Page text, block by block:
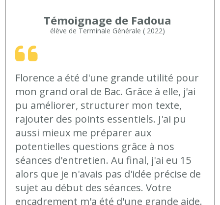
Témoignage de Fadoua
élève de Terminale Générale ( 2022)
Florence a été d'une grande utilité pour
mon grand oral de Bac. Grâce à elle, j'ai
pu améliorer, structurer mon texte,
rajouter des points essentiels. J'ai pu
aussi mieux me préparer aux
potentielles questions grâce à nos
séances d'entretien. Au final, j'ai eu 15
alors que je n'avais pas d'idée précise de
sujet au début des séances. Votre
encadrement m'a été d'une grande aide.